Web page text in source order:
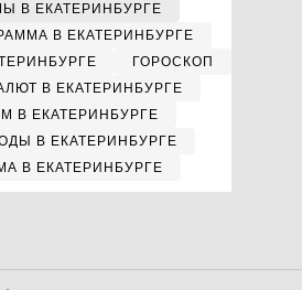
В ЕКАТЕРИНБУРГЕ
В ЕКАТЕРИНБУРГЕ
ГОРОСКОП
В ЕКАТЕРИНБУРГЕ
В ЕКАТЕРИНБУРГЕ
В ЕКАТЕРИНБУРГЕ
В ЕКАТЕРИНБУРГЕ